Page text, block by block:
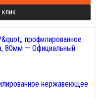
клик
нержавеющее